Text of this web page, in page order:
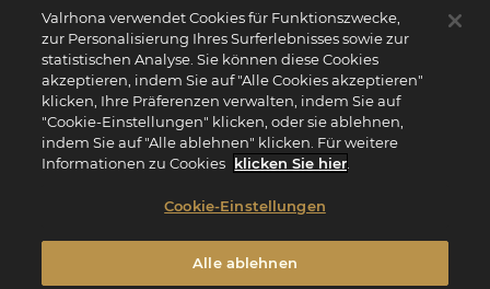
Hinweis zur Zertifizierung
Das Logo “Certified B Corporation” (bzw. die Versionen in anderen Sprachen, wie
z.B. “Zertifizierte B Corporation”) wird von B Lab, einer privaten Non-Profit-
Organisation, an Unternehmen vergeben, die wie wir das B Impact Assessment
(“BIA”) erfolgreich abgeschlossen haben und die Anforderungen von B Lab an
soziale und ökologische Leistung, Verantwortung und Transparenz erfüllen. Es wird
darauf hingewiesen, dass B Lab weder eine Konformitätsbewertungsstelle im Sinne
der Verordnung (EU) Nr. 765/2008 noch eine nationale, europäische oder
ist. Die Kriterien des BIA sind eigenständig und unabhängig von den harmonisierten
Standards, die sich aus ISO-Normen oder anderen Normungsgremien ergeben, und
ratifiziert.
Valrhona verwendet Cookies für Funktionszwecke,
zur Personalisierung Ihres Surferlebnisses sowie zur
statistischen Analyse. Sie können diese Cookies
akzeptieren, indem Sie auf "Alle Cookies akzeptieren"
klicken, Ihre Präferenzen verwalten, indem Sie auf
"Cookie-Einstellungen" klicken, oder sie ablehnen,
indem Sie auf "Alle ablehnen" klicken. Für weitere
Informationen zu Cookies klicken Sie hier
Cookie-Einstellungen
Alle ablehnen